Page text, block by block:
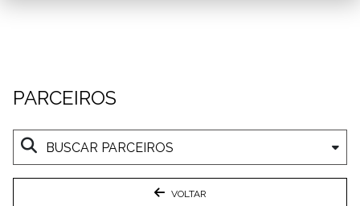
PARCEIROS
VOLTAR